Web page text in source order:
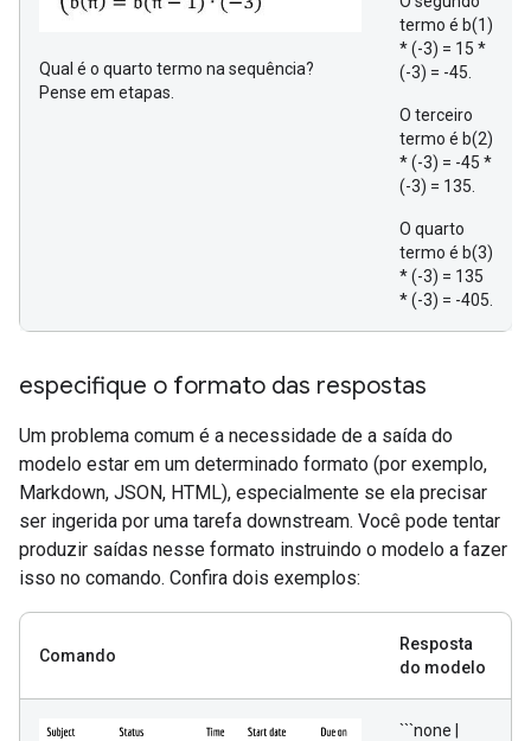
Qual é o quarto termo na sequência?
Pense em etapas.
termo é b(1)
* (-3) = 15 *
(-3) = -45.
O terceiro
termo é b(2)
* (-3) = -45 *
(-3) = 135.
O quarto
termo é b(3)
* (-3) = 135
* (-3) = -405.
especifique o formato das respostas
Um problema comum é a necessidade de a saída do
modelo estar em um determinado formato (por exemplo,
Markdown, JSON, HTML), especialmente se ela precisar
ser ingerida por uma tarefa downstream. Você pode tentar
produzir saídas nesse formato instruindo o modelo a fazer
isso no comando. Confira dois exemplos:
Comando
Resposta
do modelo
```none |